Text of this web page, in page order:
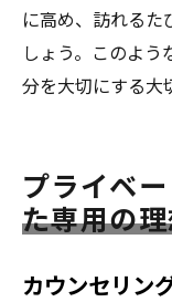
に高め、訪れる
しょう。このよ
分を大切にする大
プライベ
た専用の
カウンセリン